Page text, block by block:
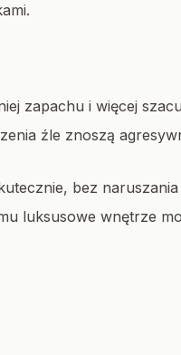
zapachu i więcej
źle znoszą
bez
luksusowe wnętrze